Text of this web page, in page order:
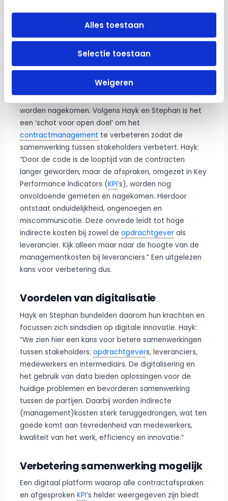
Alles toestaan
Selectie toestaan
Weigeren
intermediairs. Vaak zijn de medewerkers hiervan de
dupe.”
Afspraken nog steeds niet
worden nagekomen. Volgens Hayk en Stephan is het
een ‘schot voor open doel’ om het
contractmanagement te verbeteren zodat de
samenwerking tussen stakeholders verbetert. Hayk:
“Door de code is de looptijd van de contracten
langer geworden, maar de afspraken, omgezet in Key
Performance Indicators (KPI’s), worden nog
onvoldoende gemeten en nagekomen. Hierdoor
ontstaat onduidelijkheid, ongenoegen en
miscommunicatie. Deze onvrede leidt tot hoge
indirecte kosten bij zowel de opdrachtgeverals
leverancier. Kijk alleen maar naar de hoogte van de
managementkosten bij leveranciers.” Een uitgelezen
kans voor verbetering dus.
Voordelen van digitalisatie
Hayk en Stephan bundelden daarom hun krachten en
focussen zich sindsdien op digitale innovatie. Hayk:
“We zien hier een kans voor betere samenwerkingen
tussen stakeholders: opdrachtgevers, leveranciers,
medewerkers en intermediairs. De digitalisering en
het gebruik van data bieden oplossingen voor de
huidige problemen en bevorderen samenwerking
tussen de partijen. Daarbij worden indirecte
(management)kosten sterk teruggedrongen, wat ten
goede komt aan tevredenheid van medewerkers,
kwaliteit van het werk, efficiency en innovatie.”
Verbetering samenwerking mogelijk
Een digitaal platform waarop alle contractafspraken
en afgesproken KPI’s helder weergegeven zijn biedt